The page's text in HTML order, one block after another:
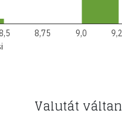
8,5 8,75 9,0
Valutát